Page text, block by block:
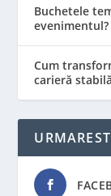
Buchetele
evenimentul?
Cum
carieră stabilă